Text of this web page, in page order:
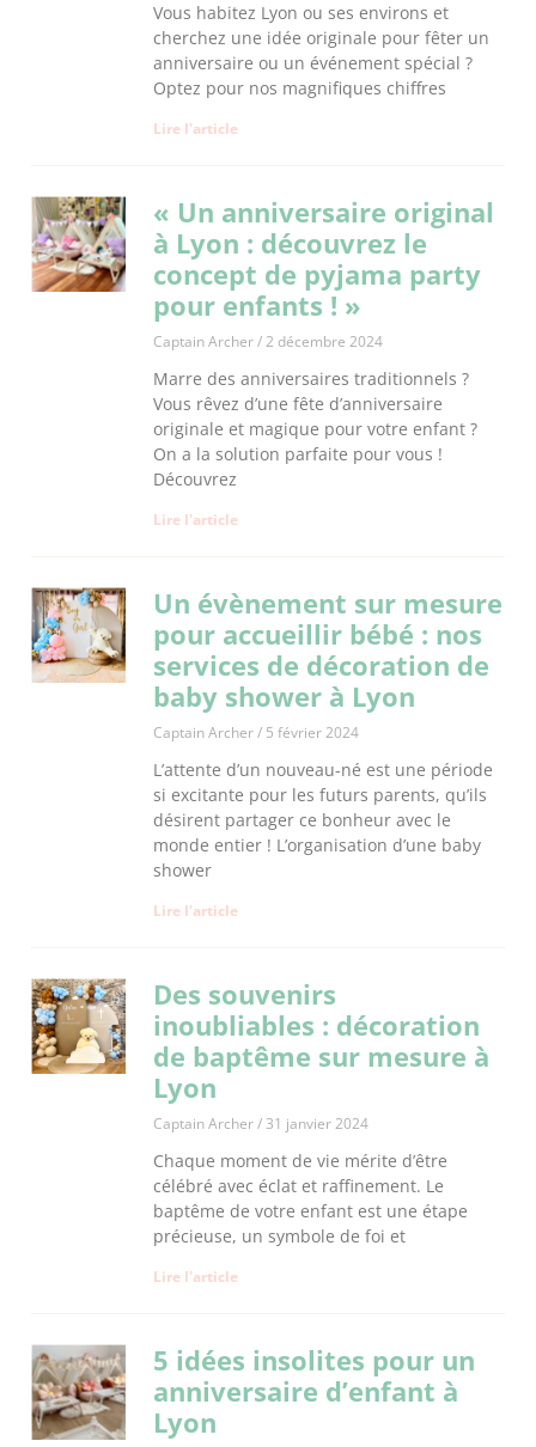
Vous habitez Lyon ou ses environs et
cherchez une idée originale pour fêter un
anniversaire ou un événement spécial ?
Optez pour nos magnifiques chiffres
Lire l'article
« Un anniversaire original
à Lyon : découvrez le
concept de pyjama party
pour enfants ! »
Captain Archer 2 décembre 2024
Marre des anniversaires traditionnels ?
Vous rêvez d’une fête d’anniversaire
originale et magique pour votre enfant ?
On a la solution parfaite pour vous !
Découvrez
Lire l'article
Un évènement sur mesure
pour accueillir bébé : nos
services de décoration de
baby shower à Lyon
Captain Archer 5 février 2024
L’attente d’un nouveau-né est une période
si excitante pour les futurs parents, qu’ils
désirent partager ce bonheur avec le
monde entier ! L’organisation d’une baby
shower
Lire l'article
Des souvenirs
inoubliables : décoration
de baptême sur mesure à
Lyon
Captain Archer 31 janvier 2024
Chaque moment de vie mérite d’être
célébré avec éclat et raffinement. Le
baptême de votre enfant est une étape
précieuse, un symbole de foi et
Lire l'article
5 idées insolites pour un
anniversaire d’enfant à
Lyon